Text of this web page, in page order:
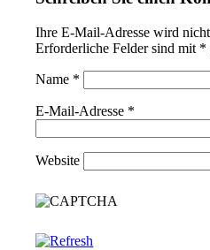
Ihre E-Mail-Adresse wird
Erforderliche Felder sind mit *
Name *
E-Mail-Adresse *
Website